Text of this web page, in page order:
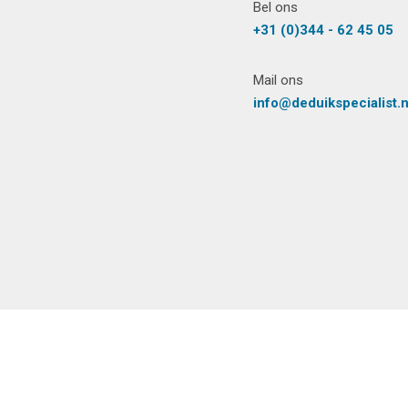
Bel ons
+31 (0)344 - 62 45 05
Mail ons